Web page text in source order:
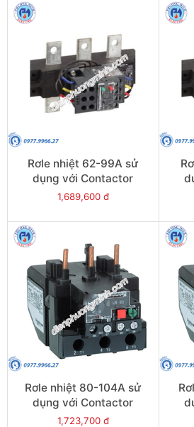
Rơle nhiệt 62-99A sử
dụng với Contactor
LC1E120-E160 - Model
1,689,600 đ
Rơle nhiệt 80-104A sử
dụng với Contactor
LC1E95 - Model LRE365
1,723,700 đ